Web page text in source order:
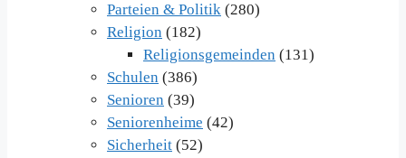
Parteien & Politik (280)
Religion (182)
Religionsgemeinden (131)
Schulen (386)
Senioren (39)
Seniorenheime (42)
Sicherheit (52)